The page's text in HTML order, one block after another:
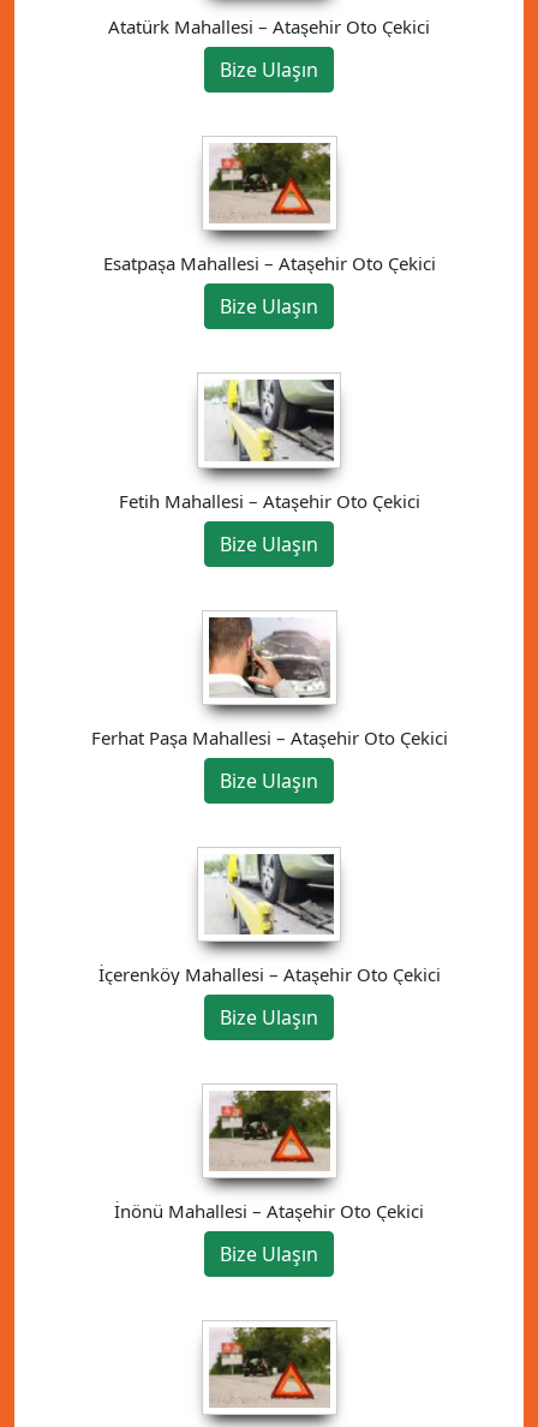
Atatürk Mahallesi – Ataşehir Oto Çekici
Bize Ulaşın
Esatpaşa Mahallesi – Ataşehir Oto Çekici
Bize Ulaşın
Fetih Mahallesi – Ataşehir Oto Çekici
Bize Ulaşın
Ferhat Paşa Mahallesi – Ataşehir Oto Çekici
Bize Ulaşın
İçerenköy Mahallesi – Ataşehir Oto Çekici
Bize Ulaşın
İnönü Mahallesi – Ataşehir Oto Çekici
Bize Ulaşın